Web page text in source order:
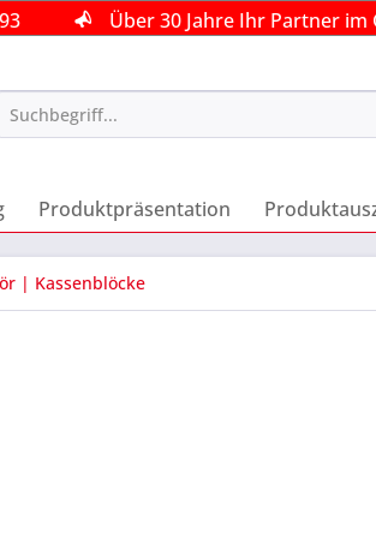
Über 30 Jahre Ihr Partner
Über 30 Jahre Ihr Partner
Produktpräsentation
| Kassenblöcke
Über 30 Jahre Ihr Partner